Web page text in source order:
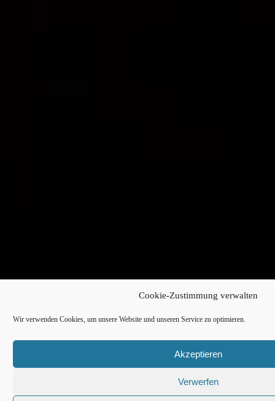
Cookie-Zustimmung verwalten
Wir verwenden Cookies, um unsere Website und unseren Service zu optimieren.
Akzeptieren
Verwerfen